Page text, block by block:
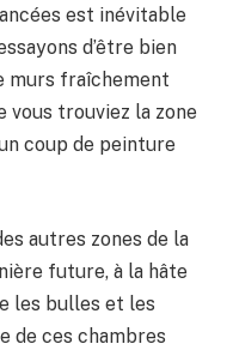
est inévitable
d’être bien
murs fraîchement
vous trouviez la zone
coup de peinture
autres zones de la
future, à la hâte
les bulles et les
de ces chambres